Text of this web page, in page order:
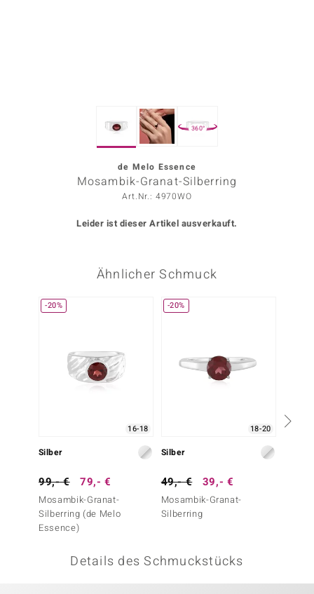
BY DE MELO
Collection
360°
de Melo Essence
Mosambik-Granat-Silberring
Art.Nr.: 4970WO
Leider ist dieser Artikel ausverkauft.
Ähnlicher Schmuck
-20%
16-18
Silber
99,- € 79,- €
Mosambik-Granat-
Silberring (de Melo
Essence)
-20%
18-20
Silber
49,- € 39,- €
Mosambik-Granat-
Silberring
Details des Schmuckstücks